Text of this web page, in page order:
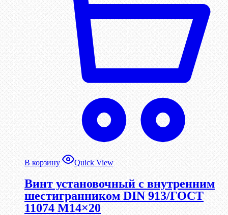
В корзину Quick View
Винт установочный с внутренним
шестигранником DIN 913/ГОСТ
11074 М14×20